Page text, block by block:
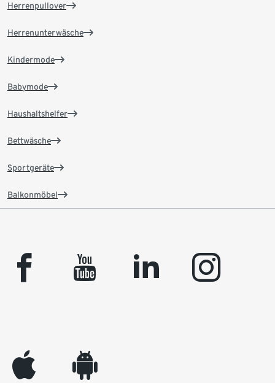
Herrenpullover
Herrenunterwäsche
Kindermode
Babymode
Haushaltshelfer
Bettwäsche
Sportgeräte
Balkonmöbel
facebook youtube linkedin instagram
appleinc android